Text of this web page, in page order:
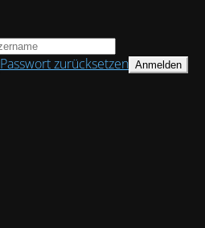
Passwort zurücksetzen